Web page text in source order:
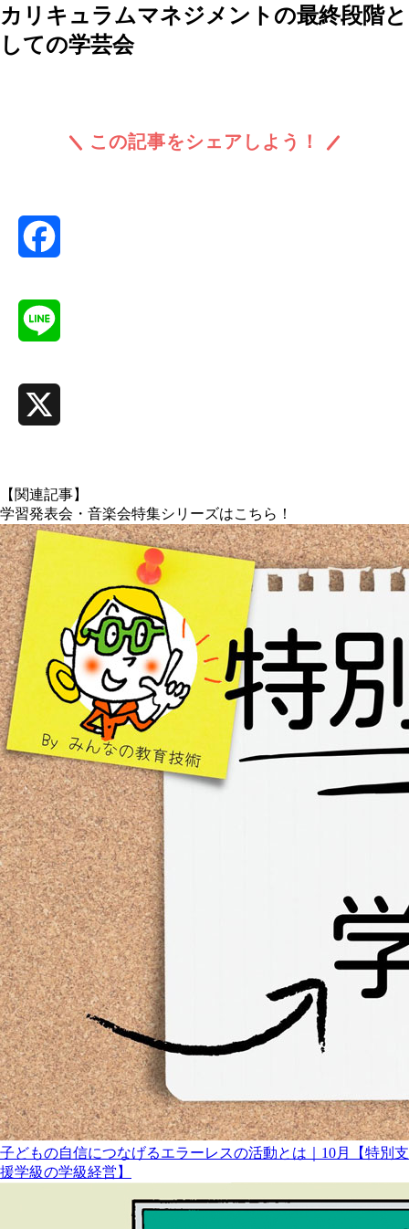
カリキュラムマネジメントの最終段階と
しての学芸会
この記事をシェアしよう！
【関連記事】
学習発表会・音楽会特集シリーズはこちら！
子どもの自信につなげるエラーレスの活動とは｜10月【特別支
援学級の学級経営】